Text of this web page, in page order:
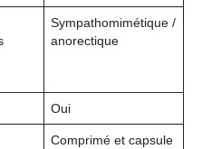
Sympathomimétique /
anorectique
Oui
Comprimé et capsule